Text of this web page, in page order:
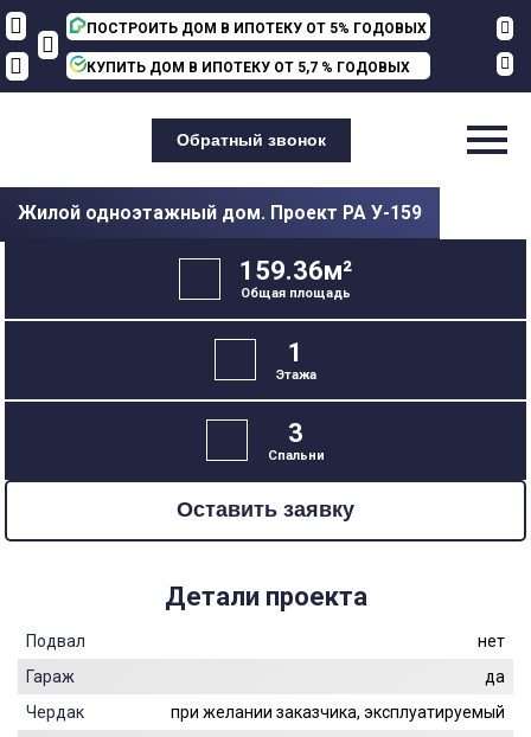
ПОСТРОИТЬ ДОМ В ИПОТЕКУ ОТ 5% ГОДОВЫХ
КУПИТЬ ДОМ В ИПОТЕКУ ОТ 5,7 % ГОДОВЫХ
Обратный звонок
Жилой одноэтажный дом. Проект РА У-159
159.36м²
Общая площадь
1
Этажа
3
Спальни
Оставить заявку
Детали проекта
Подвал
нет
Гараж
да
Чердак
при желании заказчика, эксплуатируемый